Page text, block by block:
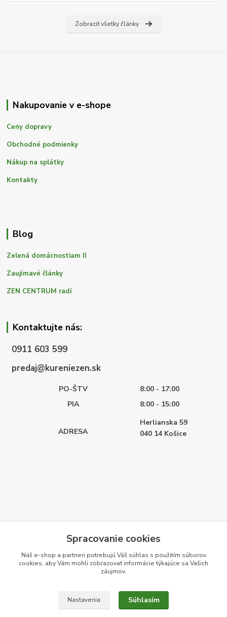
Zobraziť všetky články
Nakupovanie v e-shope
Ceny dopravy
Obchodné podmienky
Nákup na splátky
Kontakty
Blog
Zelená domácnostiam II
Zaujímavé články
ZEN CENTRUM radí
Kontaktujte nás:
0911 603 599
predaj@kureniezen.sk
PO-ŠTV
8:00 - 17:00
PIA
8:00 - 15:00
ADRESA
Herlianska 59
040 14 Košice
Spracovanie cookies
Náš e-shop a partneri potrebujú Váš súhlas s použitím súborov
cookies, aby Vám mohli zobrazovať informácie týkajúce sa Vašich
záujmov.
Nastavenia Súhlasím